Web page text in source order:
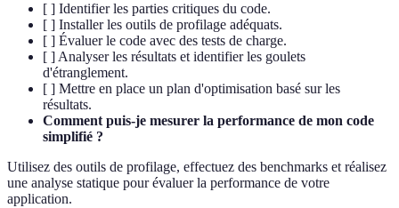
[ ] Identifier les parties critiques du code.
[ ] Installer les outils de profilage adéquats.
[ ] Évaluer le code avec des tests de charge.
[ ] Analyser les résultats et identifier les goulets
d'étranglement.
[ ] Mettre en place un plan d'optimisation basé sur les
résultats.
Comment puis-je mesurer la performance de mon code
simplifié ?
Utilisez des outils de profilage, effectuez des benchmarks et réalisez
une analyse statique pour évaluer la performance de votre
application.